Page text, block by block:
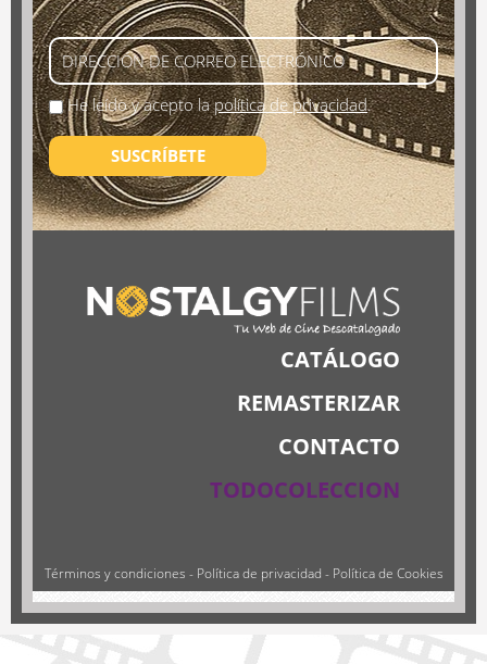
He leído y acepto lapolítica de privacidad.
SUSCRÍBETE
CATÁLOGO
REMASTERIZAR
CONTACTO
TODOCOLECCION
Términos y condiciones - Política de privacidad - Política de Cookies